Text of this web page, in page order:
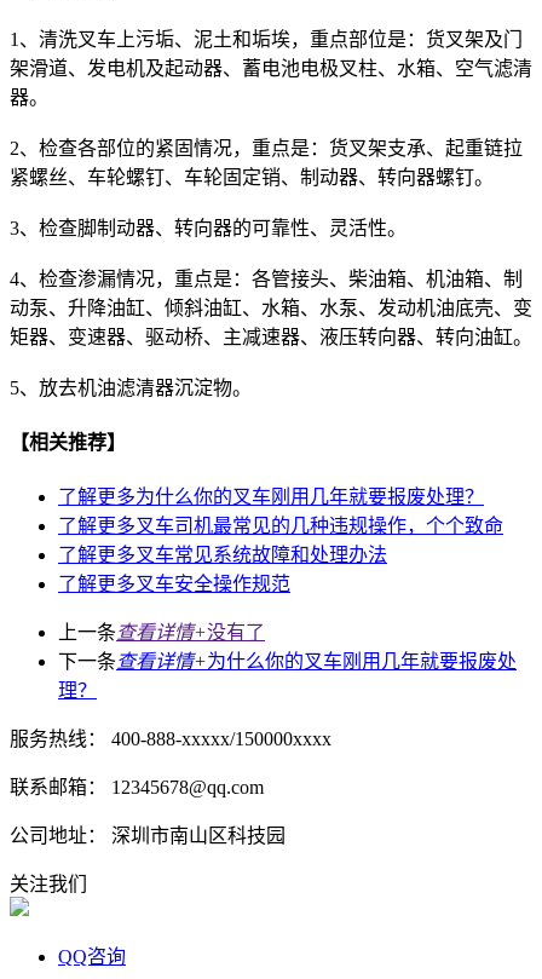
1、清洗叉车上污垢、泥土和垢埃，重点部位是：货叉架及门
架滑道、发电机及起动器、蓄电池电极叉柱、水箱、空气滤清
器。
2、检查各部位的紧固情况，重点是：货叉架支承、起重链拉
紧螺丝、车轮螺钉、车轮固定销、制动器、转向器螺钉。
3、检查脚制动器、转向器的可靠性、灵活性。
4、检查渗漏情况，重点是：各管接头、柴油箱、机油箱、制
动泵、升降油缸、倾斜油缸、水箱、水泵、发动机油底壳、变
矩器、变速器、驱动桥、主减速器、液压转向器、转向油缸。
5、放去机油滤清器沉淀物。
【相关推荐】
了解更多为什么你的叉车刚用几年就要报废处理？
了解更多叉车司机最常见的几种违规操作，个个致命
了解更多叉车常见系统故障和处理办法
了解更多叉车安全操作规范
上一条查看详情+没有了
下一条查看详情+为什么你的叉车刚用几年就要报废处
理？
服务热线： 400-888-xxxxx/150000xxxx
联系邮箱： 12345678@qq.com
公司地址： 深圳市南山区科技园
关注我们
QQ咨询